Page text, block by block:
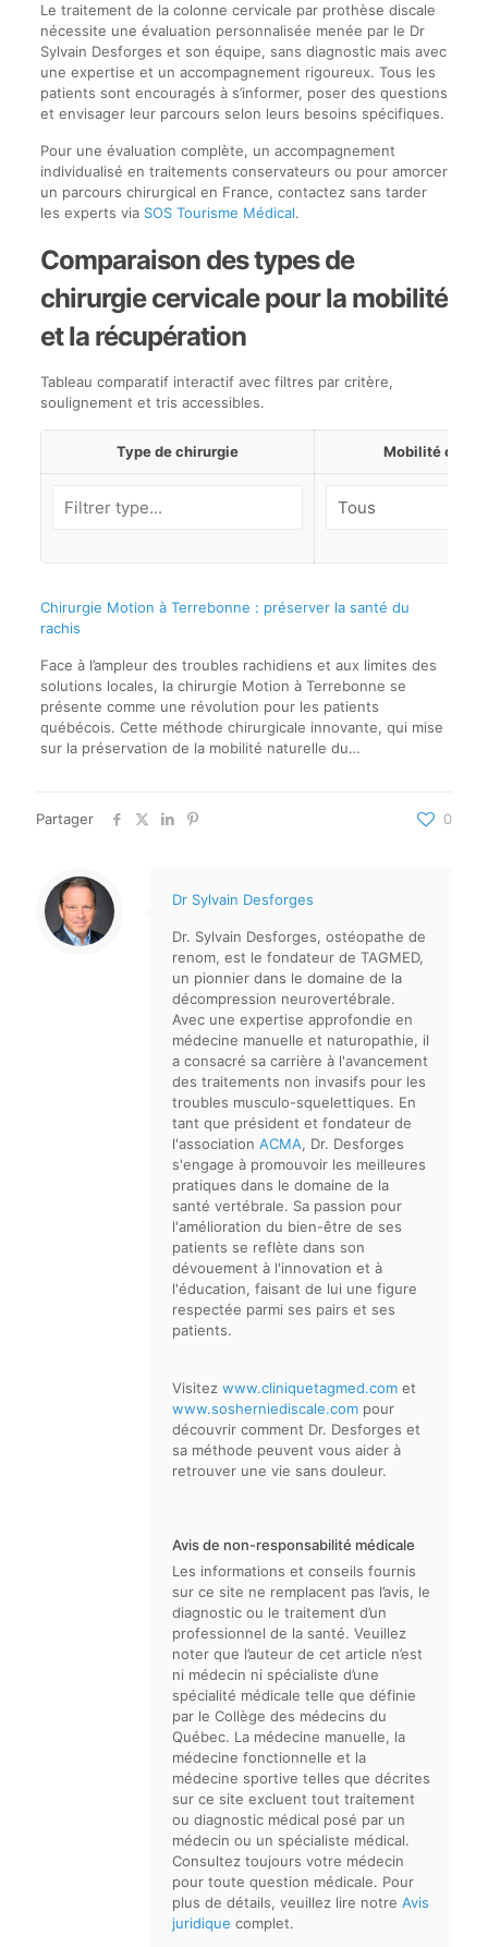
Le traitement de la colonne cervicale par prothèse discale
nécessite une évaluation personnalisée menée par le Dr
Sylvain Desforges et son équipe, sans diagnostic mais avec
une expertise et un accompagnement rigoureux. Tous les
patients sont encouragés à s’informer, poser des questions
et envisager leur parcours selon leurs besoins spécifiques.
Pour une évaluation complète, un accompagnement
individualisé en traitements conservateurs ou pour amorcer
un parcours chirurgical en France, contactez sans tarder
les experts via SOS Tourisme Médical.
Comparaison des types de
chirurgie cervicale pour la mobilité
et la récupération
Tableau comparatif interactif avec filtres par critère,
soulignement et tris accessibles.
Type de chirurgie Mobilité
Chirurgie Motion à Terrebonne : préserver la santé du
rachis
Face à l’ampleur des troubles rachidiens et aux limites des
solutions locales, la chirurgie Motion à Terrebonne se
présente comme une révolution pour les patients
québécois. Cette méthode chirurgicale innovante, qui mise
sur la préservation de la mobilité naturelle du…
Partager 0
Dr Sylvain Desforges
Dr. Sylvain Desforges, ostéopathe de
renom, est le fondateur de TAGMED,
un pionnier dans le domaine de la
décompression neurovertébrale.
Avec une expertise approfondie en
médecine manuelle et naturopathie, il
a consacré sa carrière à l'avancement
des traitements non invasifs pour les
troubles musculo-squelettiques. En
tant que président et fondateur de
l'association ACMA, Dr. Desforges
s'engage à promouvoir les meilleures
pratiques dans le domaine de la
santé vertébrale. Sa passion pour
l'amélioration du bien-être de ses
patients se reflète dans son
dévouement à l'innovation et à
l'éducation, faisant de lui une figure
respectée parmi ses pairs et ses
patients.
Visitez www.cliniquetagmed.com et
www.sosherniediscale.com pour
découvrir comment Dr. Desforges et
sa méthode peuvent vous aider à
retrouver une vie sans douleur.
Avis de non-responsabilité médicale
Les informations et conseils fournis
sur ce site ne remplacent pas l’avis, le
diagnostic ou le traitement d’un
professionnel de la santé. Veuillez
noter que l’auteur de cet article n’est
ni médecin ni spécialiste d’une
spécialité médicale telle que définie
par le Collège des médecins du
Québec. La médecine manuelle, la
médecine fonctionnelle et la
médecine sportive telles que décrites
sur ce site excluent tout traitement
ou diagnostic médical posé par un
médecin ou un spécialiste médical.
Consultez toujours votre médecin
pour toute question médicale. Pour
plus de détails, veuillez lire notre Avis
juridique complet.